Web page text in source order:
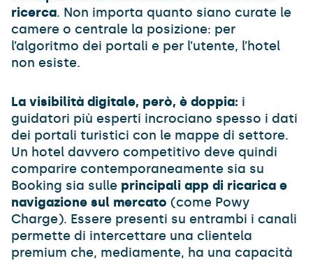
ricerca. Non importa quanto siano curate le
camere o centrale la posizione: per
l’algoritmo dei portali e per l’utente, l’hotel
non esiste.
La visibilità digitale, però, è doppia: i
guidatori più esperti incrociano spesso i dati
dei portali turistici con le mappe di settore.
Un hotel davvero competitivo deve quindi
comparire contemporaneamente sia su
Booking sia sulle principali app di ricarica e
navigazione sul mercato (come Powy
Charge). Essere presenti su entrambi i canali
permette di intercettare una clientela
premium che, mediamente, ha una capacità